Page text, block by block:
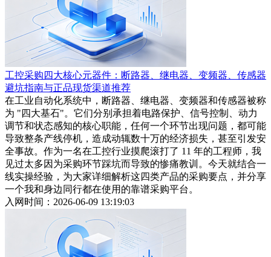
工控采购四大核心元器件：断路器、继电器、变频器、传感器
避坑指南与正品现货渠道推荐
在工业自动化系统中，断路器、继电器、变频器和传感器被称
为 "四大基石"。它们分别承担着电路保护、信号控制、动力
调节和状态感知的核心职能，任何一个环节出现问题，都可能
导致整条产线停机，造成动辄数十万的经济损失，甚至引发安
全事故。作为一名在工控行业摸爬滚打了 11 年的工程师，我
见过太多因为采购环节踩坑而导致的惨痛教训。今天就结合一
线实操经验，为大家详细解析这四类产品的采购要点，并分享
一个我和身边同行都在使用的靠谱采购平台。
入网时间：2026-06-09 13:19:03